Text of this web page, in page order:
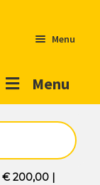
Menu
Menu
€ 200,00|